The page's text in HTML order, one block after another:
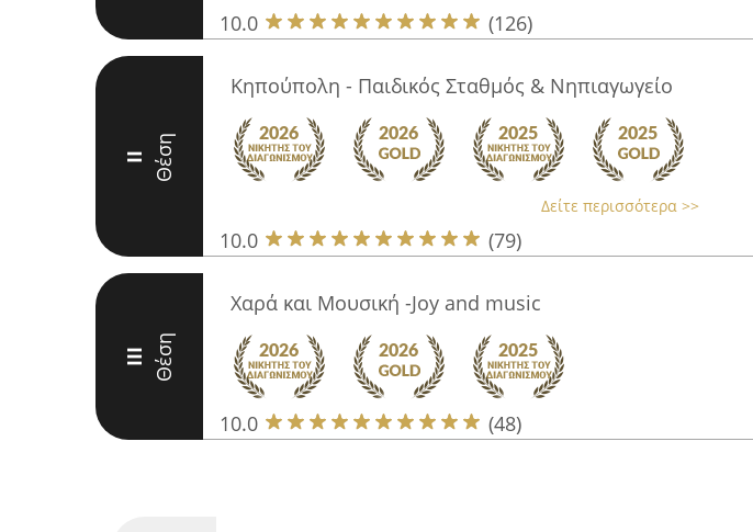
10.0 (126)
II Θέση
Κηπούπολη - Παιδικός Σταθμός & Νηπιαγωγείο
Δείτε περισσότερα >>
10.0 (79)
III Θέση
Χαρά και Μουσική -Joy and music
10.0 (48)